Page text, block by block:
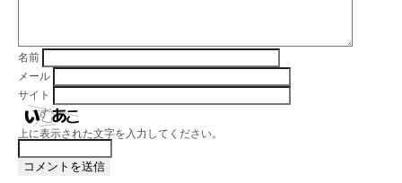
名前
メール
サイト
上に表示された文字を入力してください。